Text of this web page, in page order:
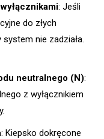
: Jeśli
do złych
system nie zadziała.
neutralnego (N):
z wyłącznikiem
: Kiepsko dokręcone